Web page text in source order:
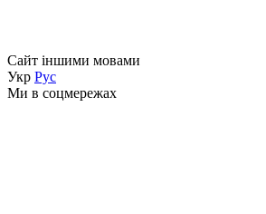
Сайт іншими мовами
Укр Рус
Ми в соцмережах